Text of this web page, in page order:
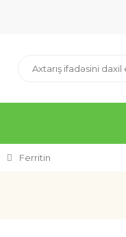
Ferritin